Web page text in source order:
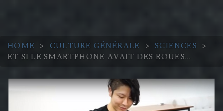
HOME > CULTURE GÉNÉRALE > SCIENCES
>
ET SI LE SMARTPHONE AVAIT DES ROUES…